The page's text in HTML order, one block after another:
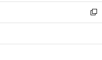
ウ
で
開
ン
ド
ウ
開
ウ
ィ
ン
ウ
し
い
ウ
ン
新
し
ウ